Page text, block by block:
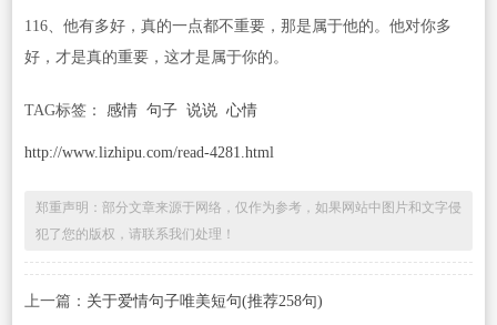
116、他有多好，真的一点都不重要，那是属于他的。他对你多
好，才是真的重要，这才是属于你的。
TAG标签： 感情 句子 说说 心情
http://www.lizhipu.com/read-4281.html
郑重声明：部分文章来源于网络，仅作为参考，如果网站中图片和文字侵
犯了您的版权，请联系我们处理！
上一篇： 关于爱情句子唯美短句(推荐258句)